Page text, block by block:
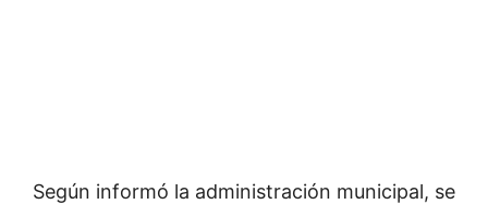
Según informó la administración municipal, se